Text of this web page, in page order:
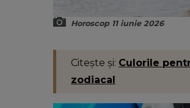
Horoscop 11 iunie 2026
Citește și: Culorile
zodiacal